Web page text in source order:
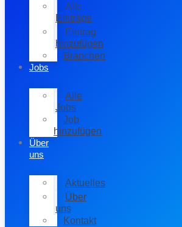
Alle
Einträge
Eintrag
hinzufügen
Branchen
Jobs
Alle
Jobs
Job
hinzufügen
Über
uns
Aktuelles
Über
uns
Kontakt